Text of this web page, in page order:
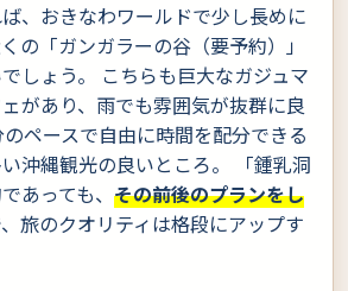
、おきなわワールドで少し長めに
の「ガンガラーの谷（要予約）」
しょう。 こちらも巨大なガジュマ
があり、雨でも雰囲気が抜群に良
ペースで自由に時間を配分できる
沖縄観光の良いところ。 「鍾乳洞
あっても、 その前後のプランをし
旅のクオリティは格段にアップす